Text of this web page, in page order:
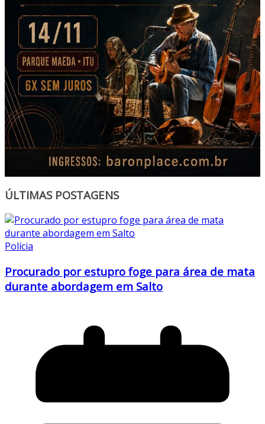
ÚLTIMAS POSTAGENS
Polícia
Procurado por estupro foge para área de mata
durante abordagem em Salto